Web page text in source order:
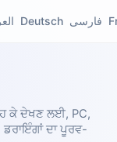
Deutsch فارسی
ਕੇ ਦੇਖਣ ਲਈ, PC,
ਦਾ ਪੂਰਵ-